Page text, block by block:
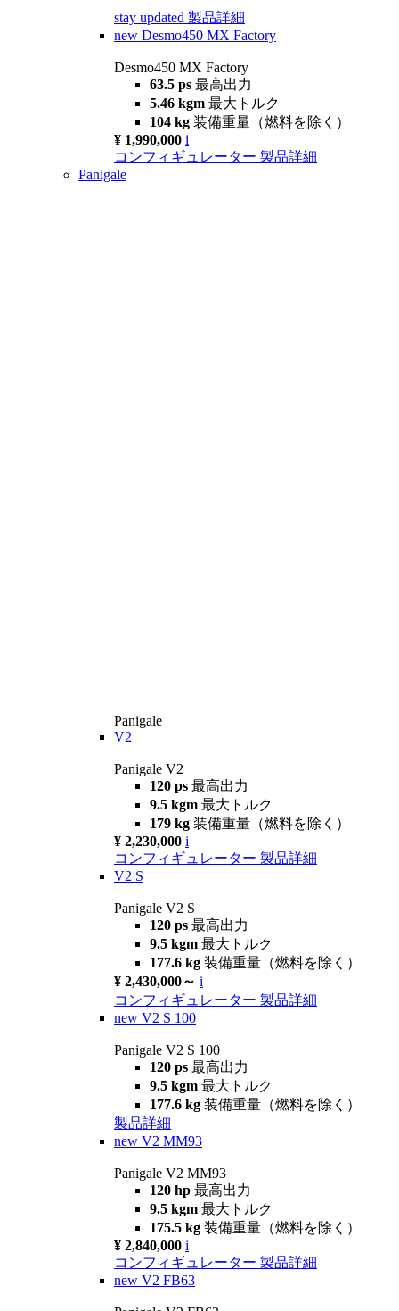
stay updated 製品詳細
new Desmo450 MX Factory
Desmo450 MX Factory
63.5 ps 最高出力
5.46 kgm 最大トルク
104 kg 装備重量（燃料を除く）
¥ 1,990,000 i
コンフィギュレーター 製品詳細
Panigale
Panigale
V2
Panigale V2
120 ps 最高出力
9.5 kgm 最大トルク
179 kg 装備重量（燃料を除く）
¥ 2,230,000 i
コンフィギュレーター 製品詳細
V2 S
Panigale V2 S
120 ps 最高出力
9.5 kgm 最大トルク
177.6 kg 装備重量（燃料を除く）
¥ 2,430,000～ i
コンフィギュレーター 製品詳細
new V2 S 100
Panigale V2 S 100
120 ps 最高出力
9.5 kgm 最大トルク
177.6 kg 装備重量（燃料を除く）
製品詳細
new V2 MM93
Panigale V2 MM93
120 hp 最高出力
9.5 kgm 最大トルク
175.5 kg 装備重量（燃料を除く）
¥ 2,840,000 i
コンフィギュレーター 製品詳細
new V2 FB63